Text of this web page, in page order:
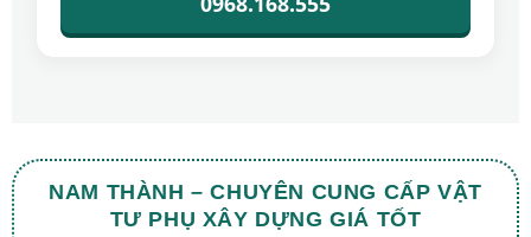
NAM THÀNH – CHUYÊN CUNG CẤP VẬT
TƯ PHỤ XÂY DỰNG GIÁ TỐT